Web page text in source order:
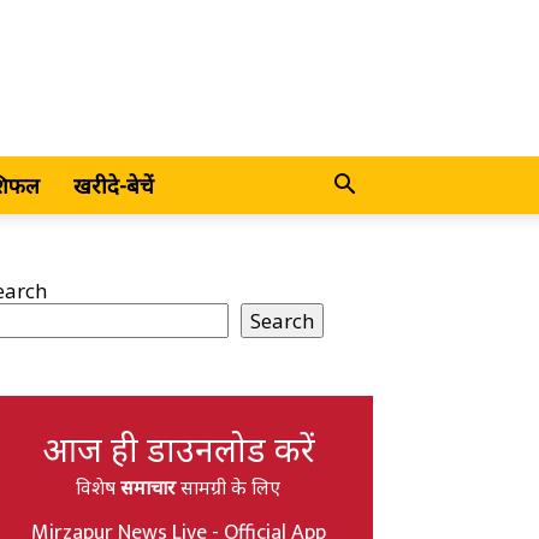
खरीदे-बेचें
Search
आज ही डाउनलोड करें
विशेषसमाचारसामग्री के लिए